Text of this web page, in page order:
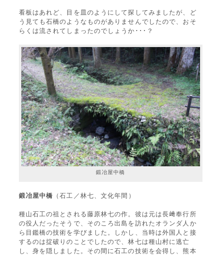
看板はあれど、目を皿のようにして探してみましたが、ど
う見ても石橋のようなものがありませんでしたので、おそ
らくは流されてしまったのでしょうか･･･？
鍛冶屋中橋
鍛冶屋中橋 （石工／林七、文化年間）
種山石工の祖とされる藤原林七の作。彼は元は長﨑奉行所
の役人だったそうで、そのころ出島を訪れたオランダ人か
ら目鑑橋の技術を学びました。しかし、当時は外国人と接
するのは掟破りのことでしたので、林七は種山村に逃亡
し、身を隠しました。その間に石工の技術を会得し、熊本